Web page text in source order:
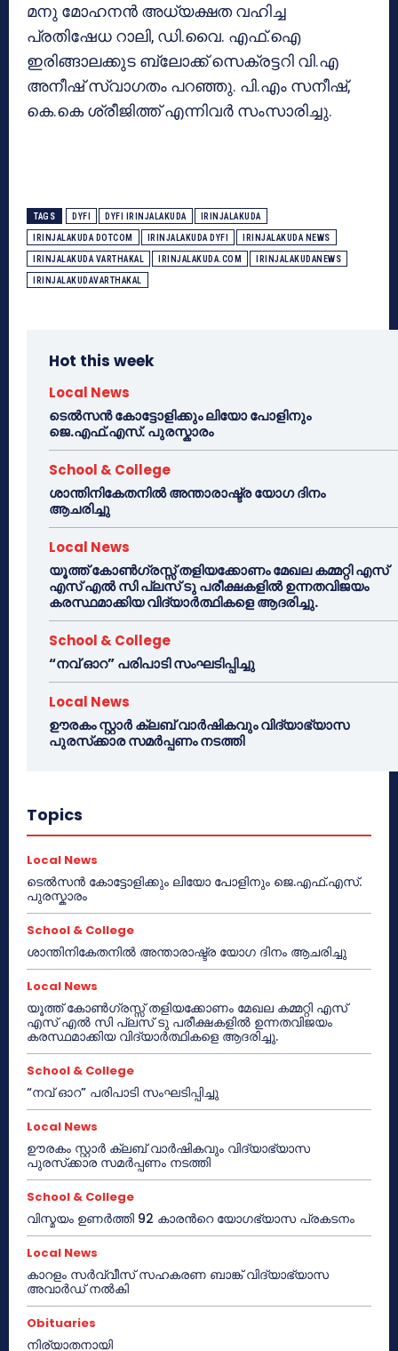
മനു മോഹനന്‍ അധ്യക്ഷത വഹിച്ച
പ്രതിഷേധ റാലി, ഡി.വൈ. എഫ്.ഐ
ഇരിങ്ങാലക്കുട ബ്ലോക്ക് സെക്രട്ടറി വി.എ
അനീഷ് സ്വാഗതം പറഞ്ഞു. പി.എം സനീഷ്,
കെ.കെ ശ്രീജിത്ത് എന്നിവര്‍ സംസാരിച്ചു.
TAGS DYFI DYFI IRINJALAKUDA IRINJALAKUDA
IRINJALAKUDA DOTCOM IRINJALAKUDA DYFI IRINJALAKUDA NEWS
IRINJALAKUDA VARTHAKAL IRINJALAKUDA.COM IRINJALAKUDANEWS
IRINJALAKUDAVARTHAKAL
Hot this week
Local News
ടെൽസൻ കോട്ടോളിക്കും ലിയോ പോളിനും
ജെ.എഫ്.എസ്. പുരസ്കാരം
School & College
ശാന്തിനികേതനിൽ അന്താരാഷ്ട്ര യോഗ ദിനം
ആചരിച്ചു
Local News
യൂത്ത് കോൺഗ്രസ്സ് തളിയക്കോണം മേഖല കമ്മറ്റി എസ്
എസ് എൽ സി പ്ലസ് ടു പരീക്ഷകളിൽ ഉന്നതവിജയം
കരസ്ഥമാക്കിയ വിദ്യാർത്ഥികളെ ആദരിച്ചു.
School & College
“നവ് ഓറ” പരിപാടി സംഘടിപ്പിച്ചു
Local News
ഊരകം സ്റ്റാർ ക്ലബ് വാർഷികവും വിദ്യാഭ്യാസ
പുരസ്‌ക്കാര സമർപ്പണം നടത്തി
Topics
Local News
ടെൽസൻ കോട്ടോളിക്കും ലിയോ പോളിനും ജെ.എഫ്.എസ്.
പുരസ്കാരം
School & College
ശാന്തിനികേതനിൽ അന്താരാഷ്ട്ര യോഗ ദിനം ആചരിച്ചു
Local News
യൂത്ത് കോൺഗ്രസ്സ് തളിയക്കോണം മേഖല കമ്മറ്റി എസ്
എസ് എൽ സി പ്ലസ് ടു പരീക്ഷകളിൽ ഉന്നതവിജയം
കരസ്ഥമാക്കിയ വിദ്യാർത്ഥികളെ ആദരിച്ചു.
School & College
“നവ് ഓറ” പരിപാടി സംഘടിപ്പിച്ചു
Local News
ഊരകം സ്റ്റാർ ക്ലബ് വാർഷികവും വിദ്യാഭ്യാസ
പുരസ്‌ക്കാര സമർപ്പണം നടത്തി
School & College
വിസ്മയം ഉണർത്തി 92 കാരൻറെ യോഗഭ്യാസ പ്രകടനം
Local News
കാറളം സർവ്വീസ് സഹകരണ ബാങ്ക് വിദ്യാഭ്യാസ
അവാർഡ് നൽകി
Obituaries
നിര്യാതനായി